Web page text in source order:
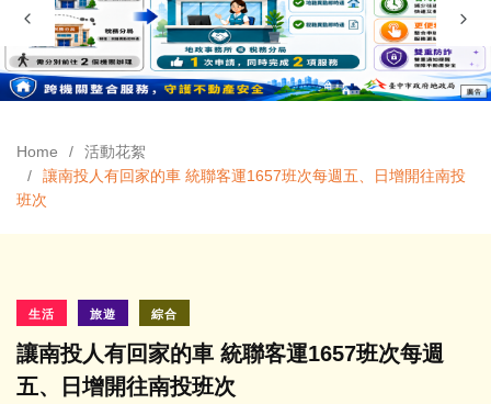
Home
活動花絮
讓南投人有回家的車 統聯客運1657班次每週五、日增開往南投
班次
生活 旅遊 綜合
讓南投人有回家的車 統聯客運1657班次每週
五、日增開往南投班次